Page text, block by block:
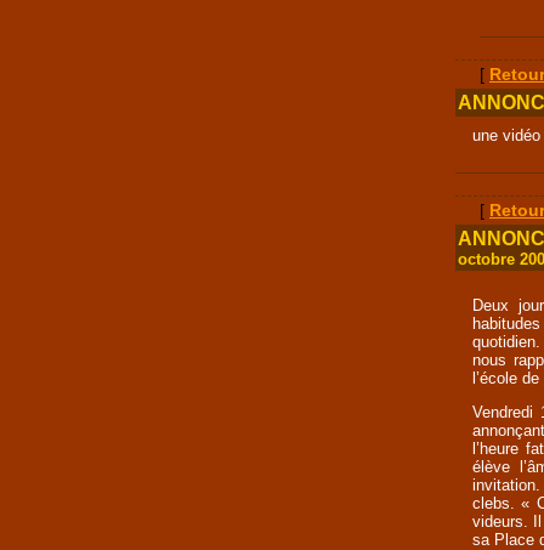
[
une vidéo
[
octobre
Deux
nous
l’école
Vendredi
l’heure
élève
clebs. «
videurs.
sa Place